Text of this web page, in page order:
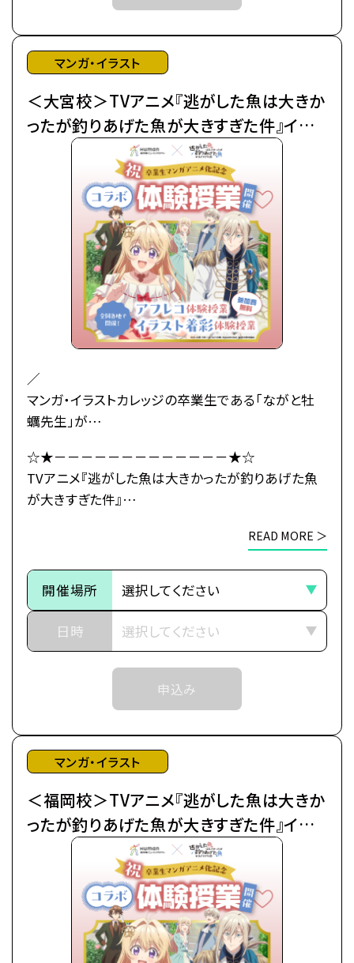
末っ子ながらに「武術の才能」を見出され、跡取りと
して育てられた。
しかし、弟が生まれたことにより急遽その役目を降り
ることに…。
父からなるべく優良物件の婿を探せと命じられたも
のの、
ムーロ王国内の目ぼしい貴族子息たちはすでに予約
そこで遠縁の親戚 アイーダを頼って隣国のルビーニ
留学し婚活に励んでいたところ、王立学園の卒業パ
ーティーの場で
初対面の王子レナートから身に覚えのない婚約破棄
を宣言されてしまう――！
婚約もしていないのに婚約破棄されたマリーアの婚
活の行方とは…！？
武闘派令嬢のドタバタラブコメディ開幕！
●注意事項
※定員数は校舎毎に異なります。
そのため、ご予約状況により、
抽選等の対応をさせていただく場合がございます。
それまでは予約完了しておりませんので
予めご了承ください。
※中学生以上の方が対象となります。
マンガ・イラスト
＜大宮校＞TVアニメ『逃がした魚は大きか
ったが釣りあげた魚が大きすぎた件』イラ
スト着彩体験授業
／
マンガ・イラストカレッジの卒業生である「ながと牡
蠣先生」が
TVアニメ『逃がした魚は大きかったが釣りあげた魚
が大きすぎた件』とタイアップ！
＼
本格的なイラスト着彩授業をプロ講師が丁寧にサポ
ートします。
☆★－－－－－－－－－－－－－★☆
TVアニメ『逃がした魚は大きかったが釣りあげた魚
が大きすぎた件』
■作品紹介
「……それはいきなりの婚約破棄で幕を開けた」
武道の名家であるアンノヴァッツィ公爵家の令嬢マリ
末っ子ながらに「武術の才能」を見出され、跡取りと
して育てられた。
しかし、弟が生まれたことにより急遽その役目を降り
ることに…。
父からなるべく優良物件の婿を探せと命じられたも
のの、
ムーロ王国内の目ぼしい貴族子息たちはすでに予約
そこで遠縁の親戚 アイーダを頼って隣国のルビーニ
留学し婚活に励んでいたところ、王立学園の卒業パ
ーティーの場で
READ MORE ＞
開催場所
日時
申込み
マンガ・イラスト
＜福岡校＞TVアニメ『逃がした魚は大きか
ったが釣りあげた魚が大きすぎた件』イラ
スト着彩体験授業